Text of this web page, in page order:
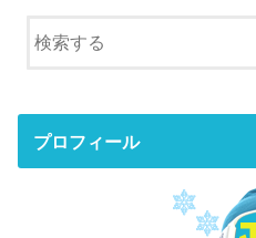
プロフィール